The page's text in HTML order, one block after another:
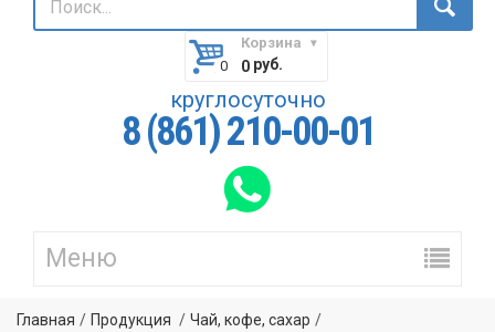
Корзина
0руб.
круглосуточно
8 (861) 210-00-01
Главная Продукция
Чай, кофе, сахар